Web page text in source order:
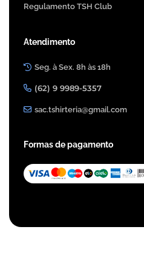
Regulamento TSH Club
Atendimento
Seg. à Sex. 8h às 18h
(62) 9 9989-5357
sac.tshirteria@gmail.com
Formas de pagamento